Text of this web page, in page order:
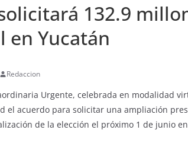
solicitará 132.9
en Yucatán
Redaccion
Urgente, celebrada en modalidad
el acuerdo para solicitar una ampliación
de la elección el próximo 1 de junio